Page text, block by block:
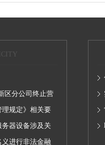
区分公司终止营
规定》相关要
器设备涉及关
进行非法金融